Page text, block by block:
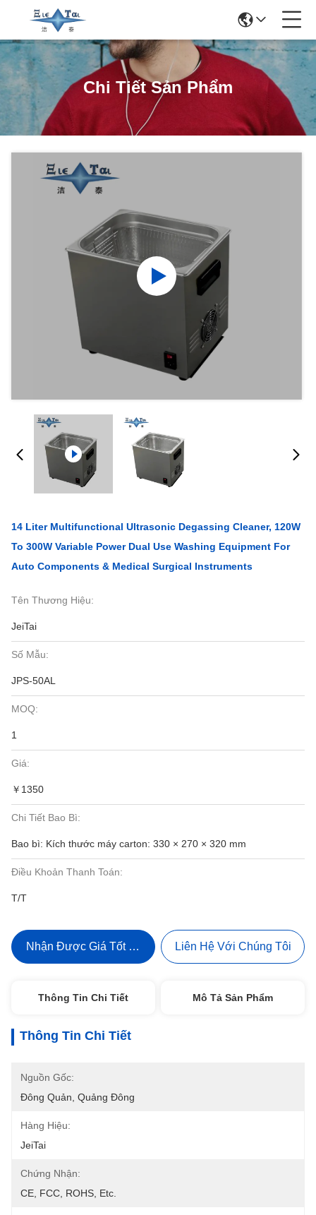
Chi Tiết Sản Phẩm
14 Liter Multifunctional Ultrasonic Degassing Cleaner, 120W
To 300W Variable Power Dual Use Washing Equipment For
Auto Components & Medical Surgical Instruments
Tên Thương Hiệu:
JeiTai
Số Mẫu:
JPS-50AL
MOQ:
1
Giá:
￥1350
Chi Tiết Bao Bì:
Bao bì: Kích thước máy carton: 330 × 270 × 320 mm
Điều Khoản Thanh Toán:
T/T
Nhận Được Giá Tốt Nhất Liên Hệ Với Chúng Tôi
Thông Tin Chi Tiết Mô Tả Sản Phẩm
Thông Tin Chi Tiết
Nguồn Gốc:
Đông Quản, Quảng Đông
Hàng Hiệu:
JeiTai
Chứng Nhận:
CE, FCC, ROHS, Etc.